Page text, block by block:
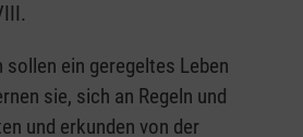
sollen ein geregeltes Leben
sie, sich an Regeln und
und erkunden von der